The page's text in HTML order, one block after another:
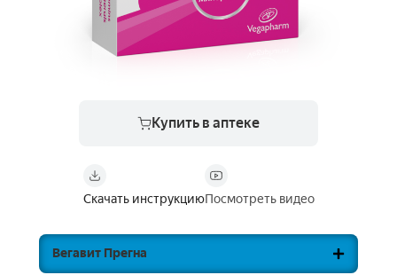
Купить в аптеке
Скачать инструкциюПосмотреть видео
Вегавит Прегна